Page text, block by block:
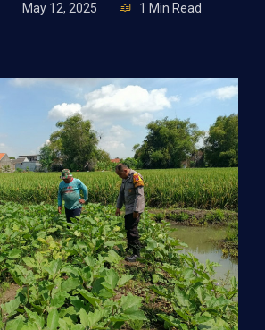
May 12, 2025 1 Min Read